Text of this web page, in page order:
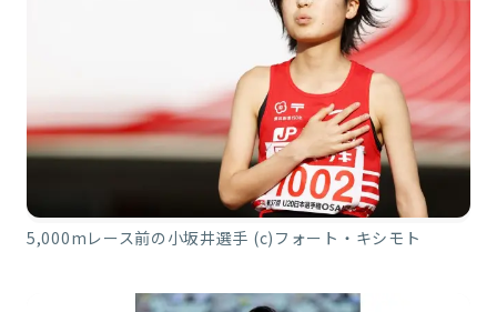
5,000mレース前の小坂井選手 (c)フォート・キシモト